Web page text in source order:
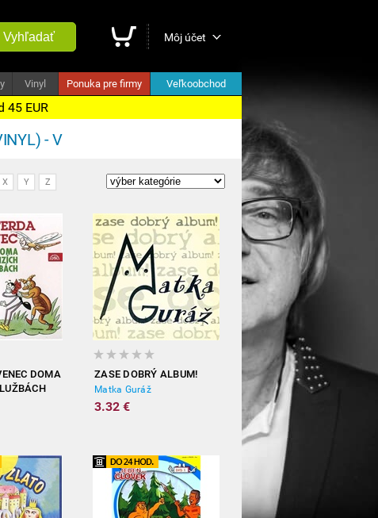
Vyhľadať Môj účet
Vinyl Ponuka pre firmy Veľkoobchod
45 EUR
- V
X Y Z
DOMA
ZASE DOBRÝ ALBUM!
Matka Guráž
3.32 €